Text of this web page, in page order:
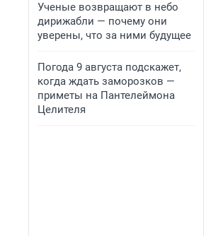
Ученые возвращают в небо
дирижабли — почему они
уверены, что за ними будущее
Погода 9 августа подскажет,
когда ждать заморозков —
приметы на Пантелеймона
Целителя